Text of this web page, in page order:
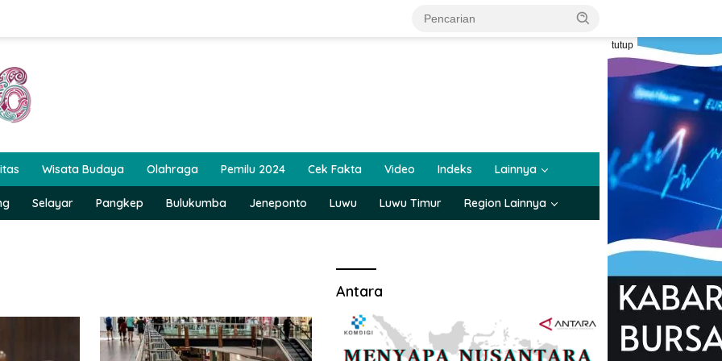
tutup
Wisata Budaya Olahraga Pemilu 2024 Cek Fakta Video Indeks Lainnya
Selayar Pangkep Bulukumba Jeneponto Luwu Luwu Timur Region Lainnya
Antara